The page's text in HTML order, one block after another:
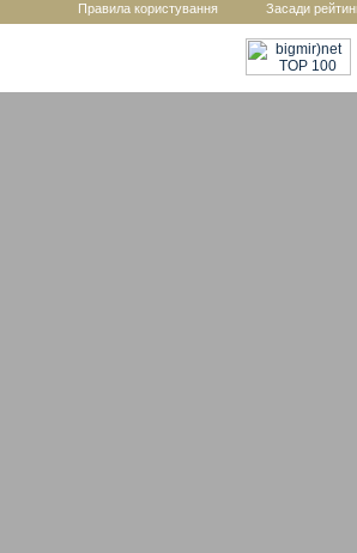
Правила користування Засади